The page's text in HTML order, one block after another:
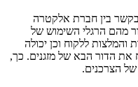
בין חברת אלקטרה
מהם הרגלי השימוש של
והמלצות ללקוח וכן יכולה
את הדור הבא של מזגנים. כך,
של הצרכנים.